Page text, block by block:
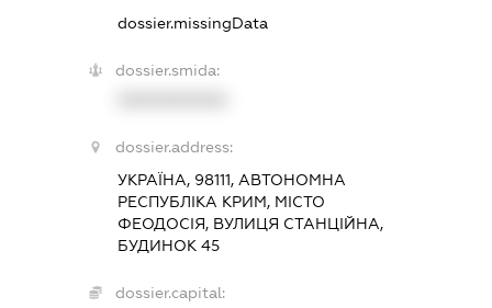
dossier.missingData
dossier.smida:
dossier.address:
УКРАЇНА, 98111, АВТОНОМНА
РЕСПУБЛІКА КРИМ, МІСТО
ФЕОДОСІЯ, ВУЛИЦЯ СТАНЦІЙНА,
БУДИНОК 45
dossier.capital: